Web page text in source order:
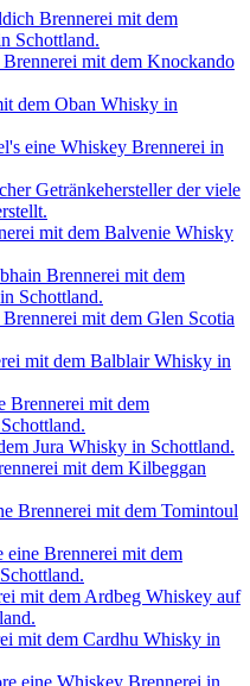
Brennerei mit dem
Schottland.
mit dem Knockando
dem Oban Whisky in
eine Whiskey Brennerei in
Getränkehersteller der viele
mit dem Balvenie Whisky
Brennerei mit dem
Schottland.
mit dem Glen Scotia
mit dem Balblair Whisky in
Brennerei mit dem
Jura Whisky in Schottland.
mit dem Kilbeggan
Brennerei mit dem Tomintoul
eine Brennerei mit dem
mit dem Ardbeg Whiskey auf
mit dem Cardhu Whisky in
eine Whiskey Brennerei in